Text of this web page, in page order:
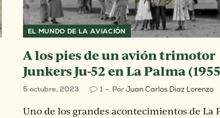
EL MUNDO DE LA AVIACIÓN
A los pies de un avión trimotor
Junkers Ju-52 en La Palma
5 octubre, 2023 1 PorJuan Carlos Diaz Lorenzo
Uno de los grandes acontecimientos de La